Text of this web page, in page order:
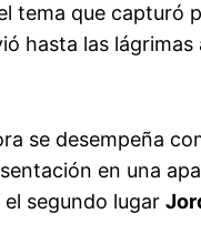
tema que capturó
hasta las lágrimas
se desempeña
en una
segundo lugar